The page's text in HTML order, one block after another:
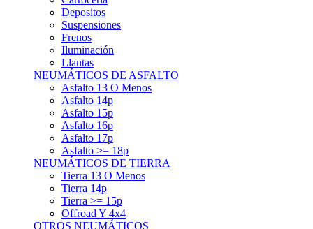
Suspensiones
Frenos
Iluminación
Llantas
NEUMÁTICOS DE ASFALTO
Asfalto 13 O Menos
Asfalto 14p
Asfalto 15p
Asfalto 16p
Asfalto 17p
Asfalto >= 18p
NEUMÁTICOS DE TIERRA
Tierra 13 O Menos
Tierra 14p
Tierra >= 15p
Offroad Y 4x4
OTROS NEUMÁTICOS
Otros Tipos De Neumáticos